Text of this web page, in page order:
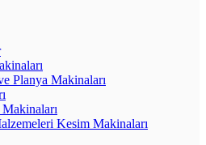
Planya Makinaları
Makinaları
Kesim Makinaları